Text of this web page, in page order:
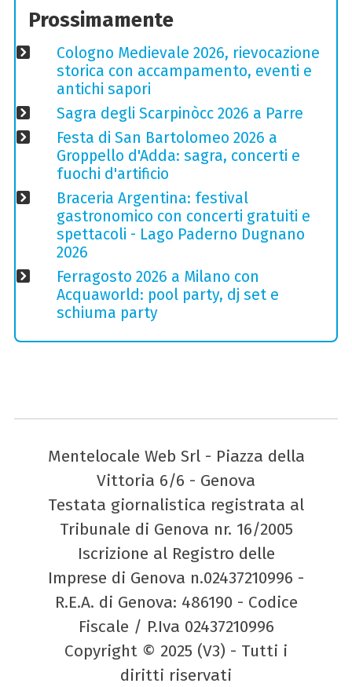
Prossimamente
Cologno Medievale 2026, rievocazione
storica con accampamento, eventi e
antichi sapori
Sagra degli Scarpinòcc 2026 a Parre
Festa di San Bartolomeo 2026 a
Groppello d'Adda: sagra, concerti e
fuochi d'artificio
Braceria Argentina: festival
gastronomico con concerti gratuiti e
spettacoli - Lago Paderno Dugnano
2026
Ferragosto 2026 a Milano con
Acquaworld: pool party, dj set e
schiuma party
Mentelocale Web Srl - Piazza della
Vittoria 6/6 - Genova
Testata giornalistica registrata al
Tribunale di Genova nr. 16/2005
Iscrizione al Registro delle
Imprese di Genova n.02437210996 -
R.E.A. di Genova: 486190 - Codice
Fiscale / P.Iva 02437210996
Copyright © 2025 (V3) - Tutti i
diritti riservati